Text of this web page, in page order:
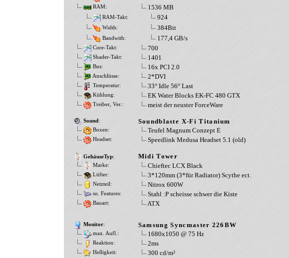
RAM: 1536 MB
RAM-Takt: 924
Width: 384Bit
Bandwith: 177,4 GB/s
Core-Takt: 700
Shader-Takt: 1401
Bus: 16x PCI 2.0
Anschlüsse: 2*DVI
Temperatur: 33° Idle 56° Last
Kühlung: EK Water Blocks EK-FC 480 GTX
Treiber, Ver.: meist der neuster ForceWare
Sound: Soundblaste X-Fi Titanium
Boxen: Teufel Magnum Conzept E
Headset: Speedlink Medusa Headset 5.1 (old)
GehäuseTyp: Midi Tower
Marke: Chieftec LCX Black
Lüfter: 3*120mm (3*für Radiator) Scythe ect.
Netzteil: Nitrox 600W
so. Features: Stahl :P scheisse schwer die Kiste
Bauart: ATX
Monitor: Samsung Syncmaster 226BW
max. Aufl.: 1680x1050 @ 75 Hz
Reaktion: 2ms
Helligkeit: 300 cd/m²